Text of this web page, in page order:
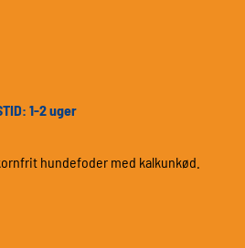
1-2 uger
hundefoder med kalkunkød.